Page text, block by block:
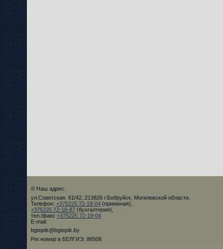
© Наш адрес:
ул.Советская, 61/42, 213826 г.Бобруйск, Могилевской области.
Телефон: +375225 72-19-04 (приемная),
+375225 72-18-87 (бухгалтерия),
тел./факс +375225 72-19-04
E-mail:
bgteptk@bgteptk.by
Рег.номер в БЕЛГИЭ: 86508